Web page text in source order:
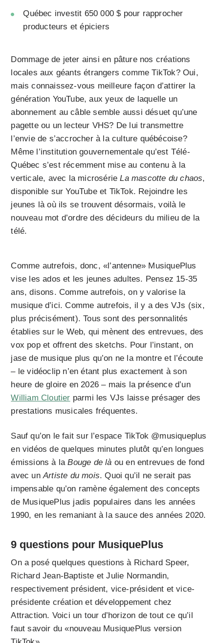
Québec investit 650 000 $ pour rapprocher
producteurs et épiciers
Dommage de jeter ainsi en pâture nos créations
locales aux géants étrangers comme TikTok? Oui,
mais connaissez-vous meilleure façon d’attirer la
génération YouTube, aux yeux de laquelle un
abonnement au câble semble aussi désuet qu’une
pagette ou un lecteur VHS? De lui transmettre
l’envie de s’accrocher à la culture québécoise?
Même l’institution gouvernementale qu’est Télé-
Québec s’est récemment mise au contenu à la
verticale, avec la microsérieLa mascotte du chaos,
disponible sur YouTube et TikTok. Rejoindre les
jeunes là où ils se trouvent désormais, voilà le
nouveau mot d’ordre des décideurs du milieu de la
télé.
Comme autrefois, donc, «l’antenne» MusiquePlus
vise les ados et les jeunes adultes. Pensez 15-35
ans, disons. Comme autrefois, on y valorise la
musique d’ici. Comme autrefois, il y a des VJs (six,
plus précisément). Tous sont des personnalités
établies sur le Web, qui mènent des entrevues, des
vox pop et offrent des sketchs. Pour l’instant, on
jase de musique plus qu’on ne la montre et l’écoute
– le vidéoclip n’en étant plus exactement à son
heure de gloire en 2026 – mais la présence d’un
William Cloutier parmi les VJs laisse présager des
prestations musicales fréquentes.
Sauf qu’on le fait sur l’espace TikTok @musiqueplus
en vidéos de quelques minutes plutôt qu’en longues
émissions à laBouge de là ou en entrevues de fond
avec unArtiste du mois. Quoi qu’il ne serait pas
impensable qu’on ramène également des concepts
de MusiquePlus jadis populaires dans les années
1990, en les remaniant à la sauce des années 2020.
9 questions pour MusiquePlus
On a posé quelques questions à Richard Speer,
Richard Jean-Baptiste et Julie Normandin,
respectivement président, vice-président et vice-
présidente création et développement chez
Attraction. Voici un tour d’horizon de tout ce qu’il
faut savoir du «nouveau MusiquePlus version